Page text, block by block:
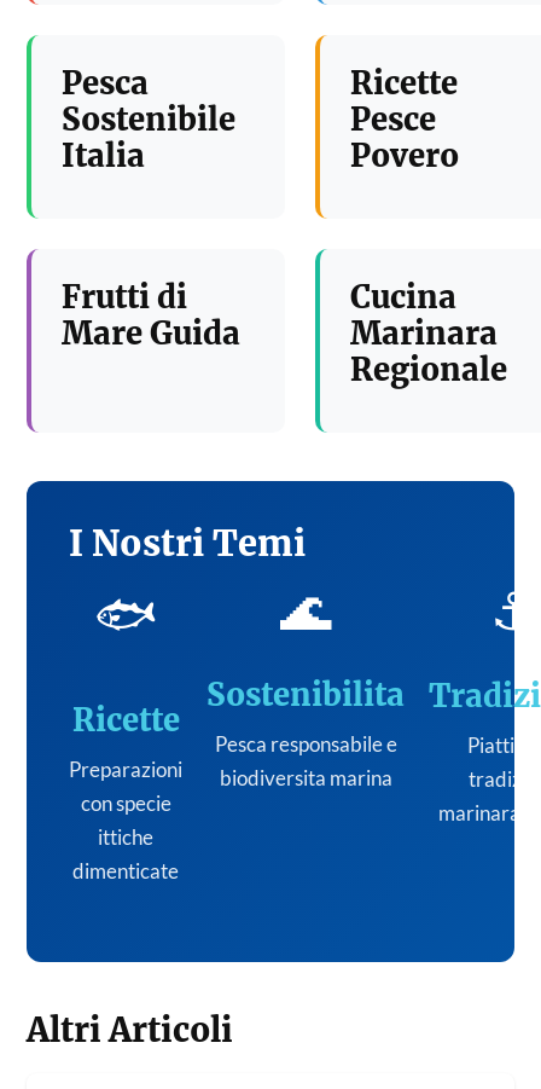
Pesca
Sostenibile
Italia
Ricette
Pesce
Povero
Frutti di
Mare Guida
Cucina
Marinara
Regionale
I Nostri Temi
🐟
Ricette
Preparazioni
con specie
ittiche
dimenticate
🌊
Sostenibilita
Pesca responsabile e
biodiversita marina
⚓
Piatti
marinara
Altri Articoli